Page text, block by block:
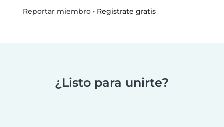
Reportar miembro• Registrate gratis
¿Listo para unirte?